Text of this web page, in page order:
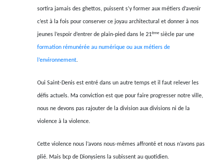
sortira jamais des ghettos, puissent s’y former aux métiers d’avenir
c’est à la fois pour conserver ce joyau architectural et donner à nos
jeunes l’espoir d’entrer de plain-pied dans le 21ème siècle par une
formation rémunérée au numérique ou aux métiers de
l’environnement.
Oui Saint-Denis est entré dans un autre temps et il faut relever les
défis actuels. Ma conviction est que pour faire progresser notre ville,
nous ne devons pas rajouter de la division aux divisions ni de la
violence à la violence.
Cette violence nous l’avons nous-mêmes affronté et nous n’avons pas
plié. Mais bcp de Dionysiens la subissent au quotidien.